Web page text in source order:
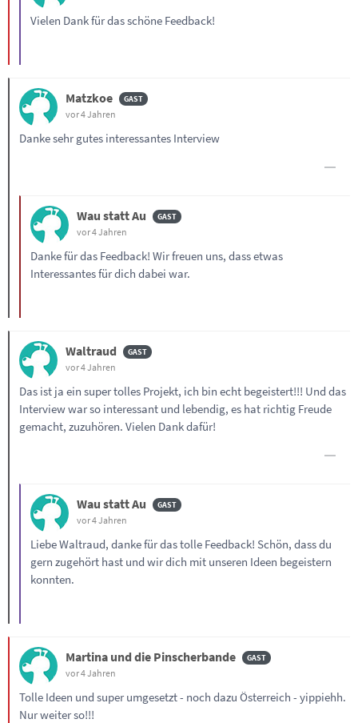
Vielen Dank für das schöne Feedback!
Matzkoe
vor 4 Jahren
Danke sehr gutes interessantes Interview
Wau statt Au
vor 4 Jahren
Danke für das Feedback! Wir freuen uns, dass etwas
Interessantes für dich dabei war.
Waltraud
vor 4 Jahren
Das ist ja ein super tolles Projekt, ich bin echt begeistert!!! Und das
Interview war so interessant und lebendig, es hat richtig Freude
gemacht, zuzuhören. Vielen Dank dafür!
Wau statt Au
vor 4 Jahren
Liebe Waltraud, danke für das tolle Feedback! Schön, dass du
gern zugehört hast und wir dich mit unseren Ideen begeistern
konnten.
Martina und die Pinscherbande
vor 4 Jahren
Tolle Ideen und super umgesetzt - noch dazu Österreich - yippiehh.
Nur weiter so!!!